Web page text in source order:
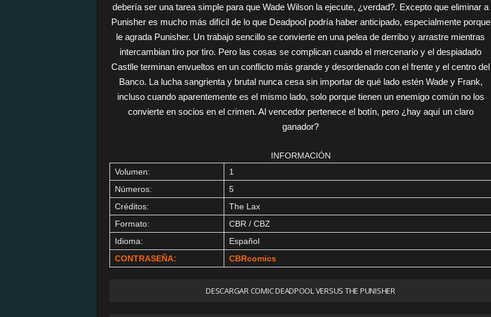
debería ser una tarea simple para que Wade Wilson la ejecute, ¿verdad?. Excepto que eliminar a
Punisher es mucho más difícil de lo que Deadpool podría haber anticipado, especialmente porque
le agrada Punisher. Un trabajo sencillo se convierte en una pelea de derribo y arrastre mientras
intercambian tiro por tiro. Pero las cosas se complican cuando el mercenario y el despiadado
Castlle terminan envueltos en un conflicto más grande y desordenado con el frente y el centro del
Banco. La lucha sangrienta y brutal nunca cesa sin importar de qué lado estén Wade y Frank,
incluso cuando aparentemente es el mismo lado, solo porque tienen un enemigo común no los
convierte en socios en el crimen. Al vencedor pertenece el botín, pero ¿hay aquí un claro
ganador?
INFORMACIÓN
Volumen:
1
Números:
5
Créditos:
The Lax
Formato:
CBR / CBZ
Idioma:
Español
CONTRASEÑA:
CBRcomics
DESCARGAR COMIC DEADPOOL VERSUS THE PUNISHER